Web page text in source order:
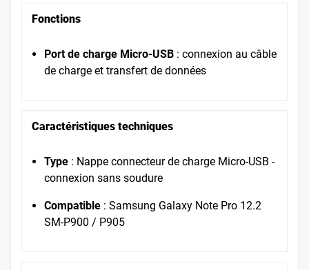
Fonctions
Port de charge Micro-USB : connexion au câble
de charge et transfert de données
Caractéristiques techniques
Type : Nappe connecteur de charge Micro-USB -
connexion sans soudure
Compatible : Samsung Galaxy Note Pro 12.2
SM-P900 / P905